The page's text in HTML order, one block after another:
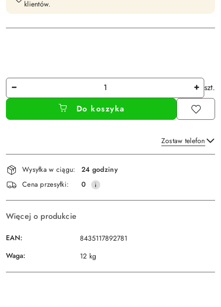
klientów.
Ilość
szt.
Do koszyka
Zostaw telefon
Wyślij
Dostępność
i
dostawa
Wysyłka w ciągu:
24 godziny
Cena przesyłki:
0
Więcej o produkcie
EAN:
8435117892781
Waga:
12 kg